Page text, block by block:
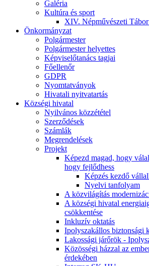
Galéria
Kultúra és sport
XIV. Népművészeti
Önkormányzat
Polgármester
Polgármester helyettes
Képviselőtanács tagjai
Főellenőr
GDPR
Nyomtatványok
Hivatali nyitvatartás
Községi hivatal
Nyilvános közzététel
Szerződések
Számlák
Megrendelések
Projekt
Képezd magad, hogy
hogy fejlődhess
Képzés kezdő
Nyelvi tanfolyam
A közvilágítás
A községi hivatal
csökkentése
Inkluzív oktatás
Ipolyszakállos biztonsági
Lakossági járőrök -
Közösségi házzal az
érdekében